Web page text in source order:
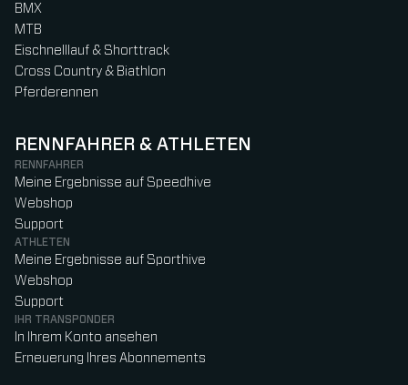
BMX
MTB
Eischnelllauf & Shorttrack
Cross Country & Biathlon
Pferderennen
RENNFAHRER & ATHLETEN
RENNFAHRER
Meine Ergebnisse auf Speedhive
Webshop
Support
ATHLETEN
Meine Ergebnisse auf Sporthive
Webshop
Support
IHR TRANSPONDER
In Ihrem Konto ansehen
Erneuerung Ihres Abonnements